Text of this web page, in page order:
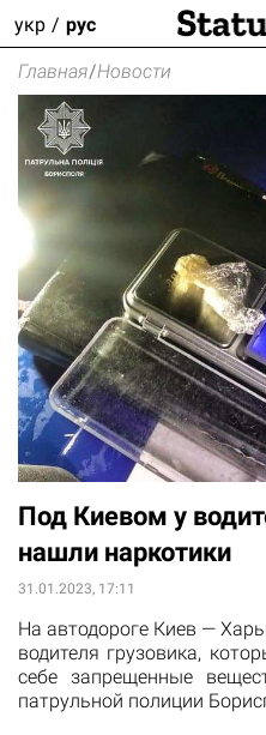
укр рус
Главная/Новости
Под Киевом у
нашли наркотики
31.01.2023, 17:11
На автодороге Киев —
водителя грузовика,
себе запрещенные
патрульной полиции